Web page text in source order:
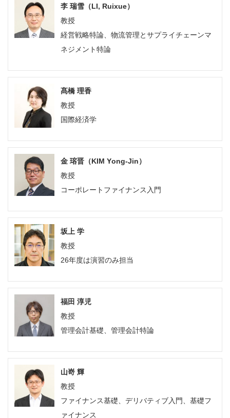
李 瑞雪（LI, Ruixue）
教授
経営戦略特論、物流管理とサプライチェーンマ
ネジメント特論
髙橋 理香
教授
国際経済学
金 瑢晋（KIM Yong-Jin）
教授
コーポレートファイナンス入門
坂上 学
教授
26年度は演習のみ担当
福田 淳児
教授
管理会計基礎、管理会計特論
山嵜 輝
教授
ファイナンス基礎、デリバティブ入門、基礎フ
ァイナンス